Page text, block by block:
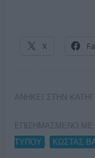
X
ΑΝΗΚΕΙ ΣΤΗΝ
ΕΠΙΣΗΜΑΣΜΕΝΟ ΜΕ:
ΤΥΠΟΥ
ΚΩΣΤΑΣ